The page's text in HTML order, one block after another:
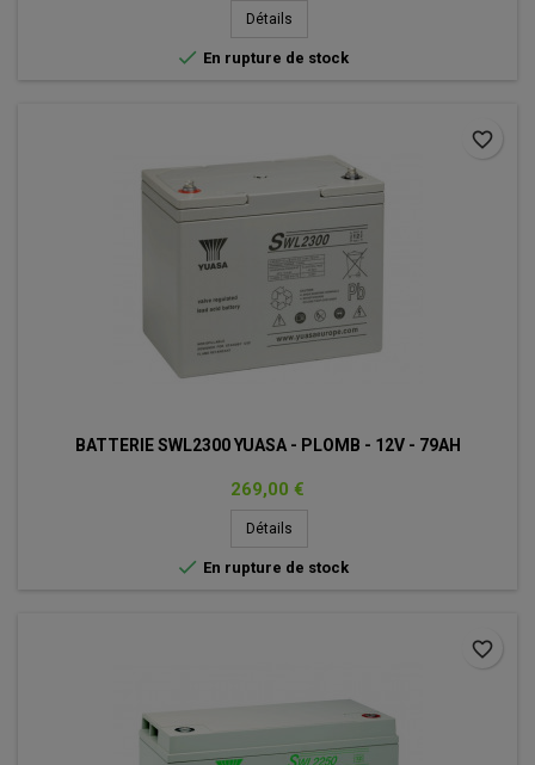
Détails
 En rupture de stock
BATTERIE SWL2300 YUASA - PLOMB - 12V - 79AH
Prix
269,00 €
Détails
 En rupture de stock
favorite_border
favorite_border